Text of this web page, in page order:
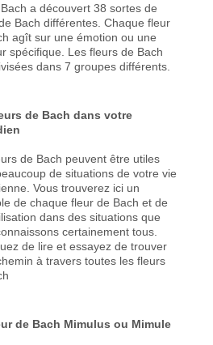
a découvert 38 sortes de
Bach différentes. Chaque fleur
agît sur une émotion ou une
spécifique. Les fleurs de Bach
dans 7 groupes différents.
de Bach dans votre
de Bach peuvent être utiles
de situations de votre vie
Vous trouverez ici un
de chaque fleur de Bach et de
dans des situations que
certainement tous.
de lire et essayez de trouver
à travers toutes les fleurs
de Bach Mimulus ou Mimule